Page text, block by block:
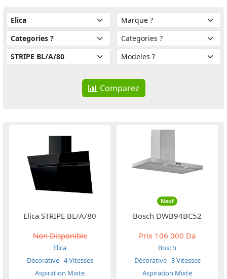
Comparez
Elica STRIPE BL/A/80
Non Disponible
Elica
Décorative 4 Vitesses
Aspiration Mixte
Neuf
Bosch DWB94BC52
Prix 106 000 Da
Bosch
Décorative 3 Vitesses
Aspiration Mixte